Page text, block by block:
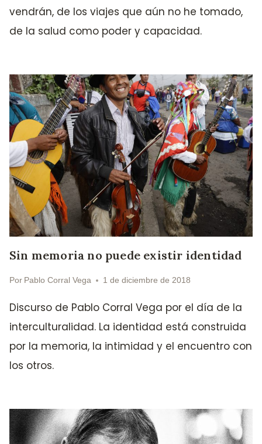
vendrán, de los viajes que aún no he tomado,
de la salud como poder y capacidad.
Sin memoria no puede existir identidad
Por Pablo Corral Vega 1 de diciembre de 2018
Discurso de Pablo Corral Vega por el día de la
interculturalidad. La identidad está construida
por la memoria, la intimidad y el encuentro con
los otros.